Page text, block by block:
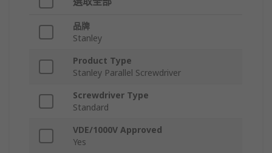
品牌
Stanley
Product Type
Stanley Parallel Screwdriver
Screwdriver Type
Standard
VDE/1000V Approved
Yes